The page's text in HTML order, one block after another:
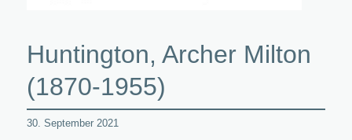
Huntington, Archer Milton
(1870-1955)
30. September 2021